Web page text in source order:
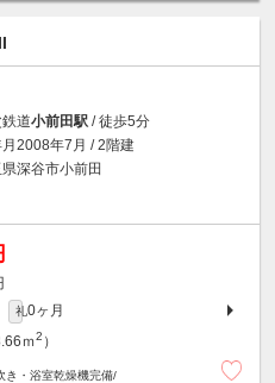
道小前田駅 / 徒歩5分
2008年7月 / 2階建
深谷市小前田
礼0ヶ月
ｍ2 ）
き・浴室乾燥機完備/